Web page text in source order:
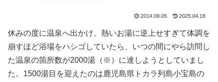
2014.09.05 2025.04.18
休みの度に温泉へ出かけ、熱いお湯に逆上せすぎて体調を
崩すほど浴場をハシゴしていたら、いつの間にやら訪問し
た温泉の箇所数が2000湯（※）に達しようとしていまし
た。1500湯目を迎えたのは鹿児島県トカラ列島小宝島の